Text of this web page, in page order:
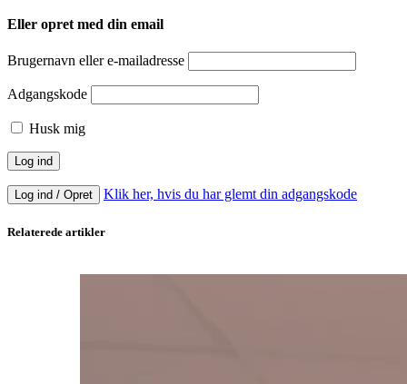
Eller opret med din email
Brugernavn eller e-mailadresse
Adgangskode
Husk mig
Log ind / Opret Klik her, hvis du har glemt din adgangskode
Relaterede artikler